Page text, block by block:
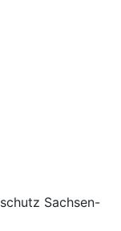
Sachsen-